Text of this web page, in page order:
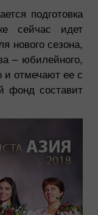
подготовка
сейчас идет
нового сезона,
– юбилейного,
и отмечают ее с
фонд составит